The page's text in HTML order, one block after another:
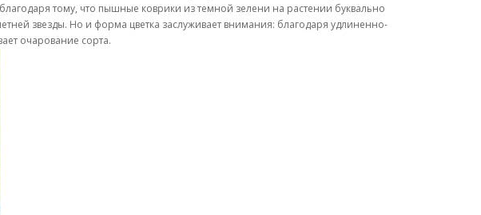
тому, что пышные коврики из темной зелени на растении буквально
звезды. Но и форма цветка заслуживает внимания: благодаря удлиненно-
очарование сорта.